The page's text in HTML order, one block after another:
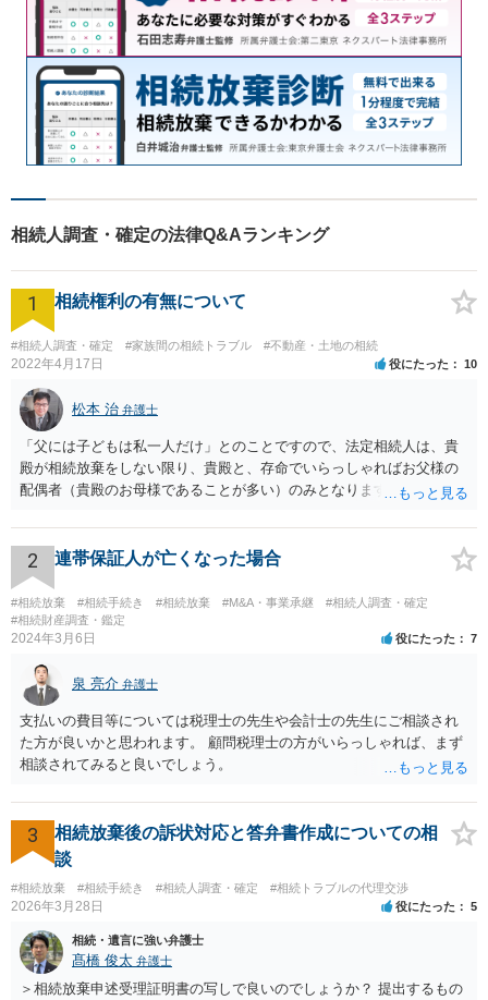
相続人調査・確定の法律Q&Aランキング
1 相続権利の有無について
#相続人調査・確定 #家族間の相続トラブル #不動産・土地の相続
2022年4月17日 役にたった 10
松本 治 弁護士
「父には子どもは私一人だけ」とのことですので、法定相続人は、貴
殿が相続放棄をしない限り、貴殿と、存命でいらっしゃればお父様の
配偶者（貴殿のお母様であることが多い）のみとなります。遺言がな
2 連帯保証人が亡くなった場合
#相続放棄 #相続手続き #相続放棄 #M&A・事業承継
#相続人調査・確定
#相続財産調査・鑑定
2024年3月6日 役にたった 7
泉 亮介 弁護士
支払いの費目等については税理士の先生や会計士の先生にご相談され
た方が良いかと思われます。 顧問税理士の方がいらっしゃれば、まず
相談されてみると良いでしょう。
3
相続放棄後の訴状対応と答弁書作成についての相
談
#相続放棄 #相続手続き #相続人調査・確定 #相続トラブルの代理交渉
2026年3月28日 役にたった 5
相続・遺言に強い弁護士
髙橋 俊太 弁護士
＞相続放棄申述受理証明書の写しで良いのでしょうか？ 提出するもの